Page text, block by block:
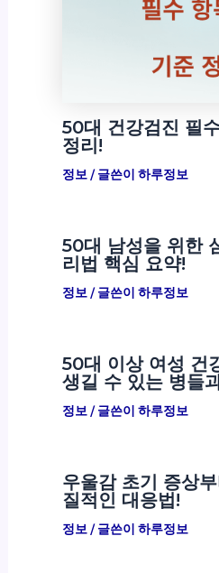
50대 건강검진 필
정리!
정보 / 글쓴이 하루정보
50대 남성을 위한
리법 핵심 요약!
정보 / 글쓴이 하루정보
50대 이상 여성 건
생길 수 있는 병들
정보 / 글쓴이 하루정보
우울감 초기 증상
질적인 대응법!
정보 / 글쓴이 하루정보